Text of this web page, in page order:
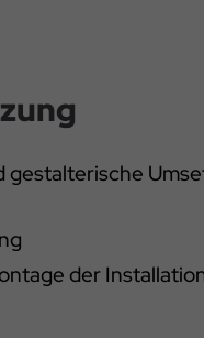
gestalterische
der